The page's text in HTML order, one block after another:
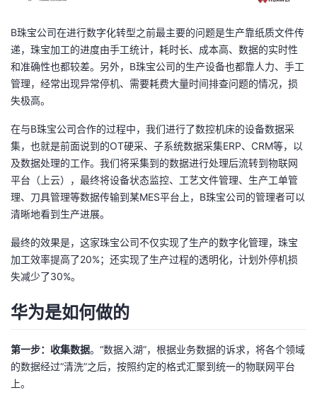
B珠宝公司在进行数字化转型之前最主要的问题是生产靠纸质文件传
递，珠宝加工的进度由手工统计，耗时长、成本高、数据的实时性
和准确性也都较差。另外，B珠宝公司的生产设备也都靠人力、手工
管理，经常出现异常停机、需要耗费大量时间排查问题的情况，损
失极高。
在与B珠宝公司合作的过程中，我们进行了数控机床的设备数据采
集，也就是前面说到的OT硬采、子系统数据采集ERP、CRM等，以
及数据处理的工作。我们将采集到的数据进行处理后流转到物联网
平台（上云），最终将设备状态监控、工艺文件管理、生产工单管
理、刀具管理等数据传输到某MES平台上，B珠宝公司的管理者可以
清晰地看到生产进展。
最终的效果是，这家珠宝公司不仅实现了生产的数字化管理，珠宝
加工效率提高了20%；还实现了生产过程的透明化，计划外停机损
失减少了30%。
华为是如何做的
第一步：收集数据。“数据入湖”，根据业务数据的诉求，将各个领域
的数据经过“清洗”之后，按照约定的格式汇聚到统一的物联网平台
上。